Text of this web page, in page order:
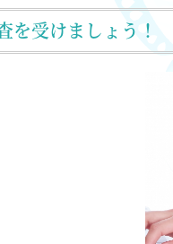
を受けましょう！